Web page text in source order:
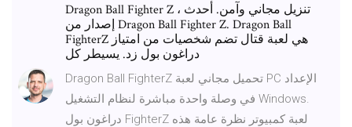
Dragon Ball Fighter Z ، تنزيل مجاني وآمن. أحدث
إصدار من Dragon Ball Fighter Z. Dragon Ball
FighterZ هي لعبة قتال تضم شخصيات من امتياز
Dragon Ball FighterZ تحميل مجاني لعبة PC الإعداد
في وصلة واحدة مباشرة لنظام التشغيل Windows.
دراغون بول FighterZ لعبة كمبيوتر نظرة عامة هذه